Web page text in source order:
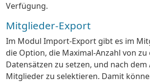
Verfügung.
Mitglieder-Export
Im Modul Import-Export gibt es im
die Option, die Maximal-Anzahl von
Datensätzen zu setzen, und nach
Mitglieder zu selektieren. Damit